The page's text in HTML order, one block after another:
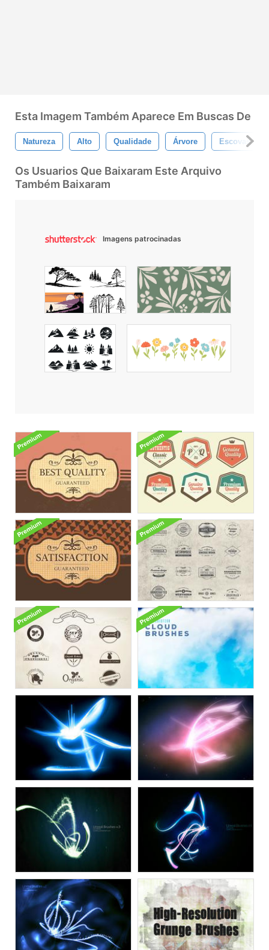
Esta Imagem Também Aparece Em Buscas De
Natureza Alto Qualidade Árvore Escovas
Os Usuarios Que Baixaram Este Arquivo
Também Baixaram
Imagens patrocinadas